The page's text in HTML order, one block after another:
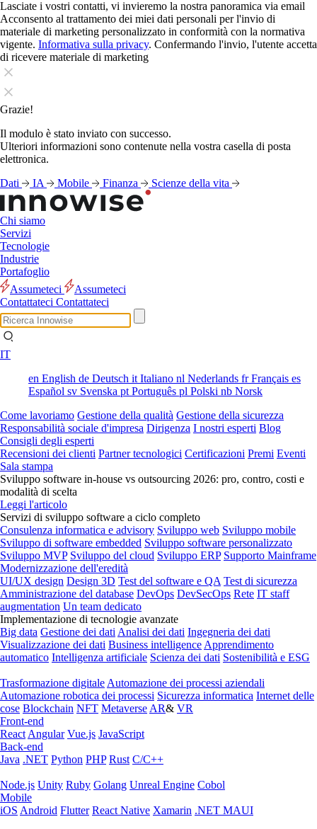
Lasciate i vostri contatti, vi invieremo la nostra panoramica via email
Acconsento al trattamento dei miei dati personali per l'invio di
materiale di marketing personalizzato in conformità con la normativa
vigente. Informativa sulla privacy. Confermando l'invio, l'utente accetta
di ricevere materiale di marketing
Grazie!
Il modulo è stato inviato con successo.
Ulteriori informazioni sono contenute nella vostra casella di posta
elettronica.
Dati
IA Mobile Finanza Scienze della vita
Chi siamo
Servizi
Tecnologie
Industrie
Portafoglio
Assumeteci
Assumeteci
Contattateci Contattateci
IT
en English de Deutsch it Italiano nl Nederlands frFrançais es
Español sv Svenska pt Português pl Polski nb Norsk
Come lavoriamo Gestione della qualità Gestione della sicurezza
Responsabilità sociale d'impresa Dirigenza I nostri esperti Blog
Consigli degli esperti
Recensioni dei clienti Partner tecnologici Certificazioni Premi Eventi
Sala stampa
Sviluppo software in-house vs outsourcing 2026: pro, contro, costi e
modalità di scelta
Leggi l'articolo
Servizi di sviluppo software a ciclo completo
Consulenza informatica e advisory Sviluppo web Sviluppo mobile
Sviluppo di software embedded Sviluppo software personalizzato
Sviluppo MVP Sviluppo del cloud Sviluppo ERP Supporto Mainframe
Modernizzazione dell'eredità
UI/UX design Design 3D Test del software e QA Test di sicurezza
Amministrazione del database DevOps DevSecOps Rete IT staff
augmentation Un team dedicato
Implementazione di tecnologie avanzate
Big data Gestione dei dati Analisi dei dati Ingegneria dei dati
Visualizzazione dei dati Business intelligence Apprendimento
automatico Intelligenza artificiale Scienza dei dati Sostenibilità e ESG
Trasformazione digitale Automazione dei processi aziendali
Automazione robotica dei processi Sicurezza informatica Internet delle
cose Blockchain NFT Metaverse AR& VR
Front-end
React Angular Vue.js JavaScript
Back-end
Java .NET Python PHP Rust C/C++
Node.js Unity Ruby Golang Unreal Engine Cobol
Mobile
iOS Android Flutter React Native Xamarin .NET MAUI